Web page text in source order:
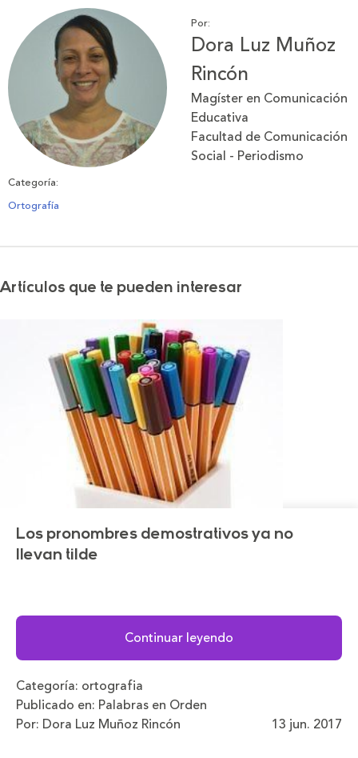
Por:
Dora Luz Muñoz
Rincón
Magíster en Comunicación
Educativa
Facultad de Comunicación
Social - Periodismo
Categoría:
Ortografía
Artículos que te pueden interesar
Los pronombres demostrativos ya no
llevan tilde
Continuar leyendo
Categoría: ortografia
Publicado en: Palabras en Orden
Por: Dora Luz Muñoz Rincón
13 jun. 2017